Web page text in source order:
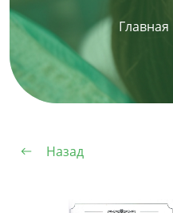
Главная
Назад